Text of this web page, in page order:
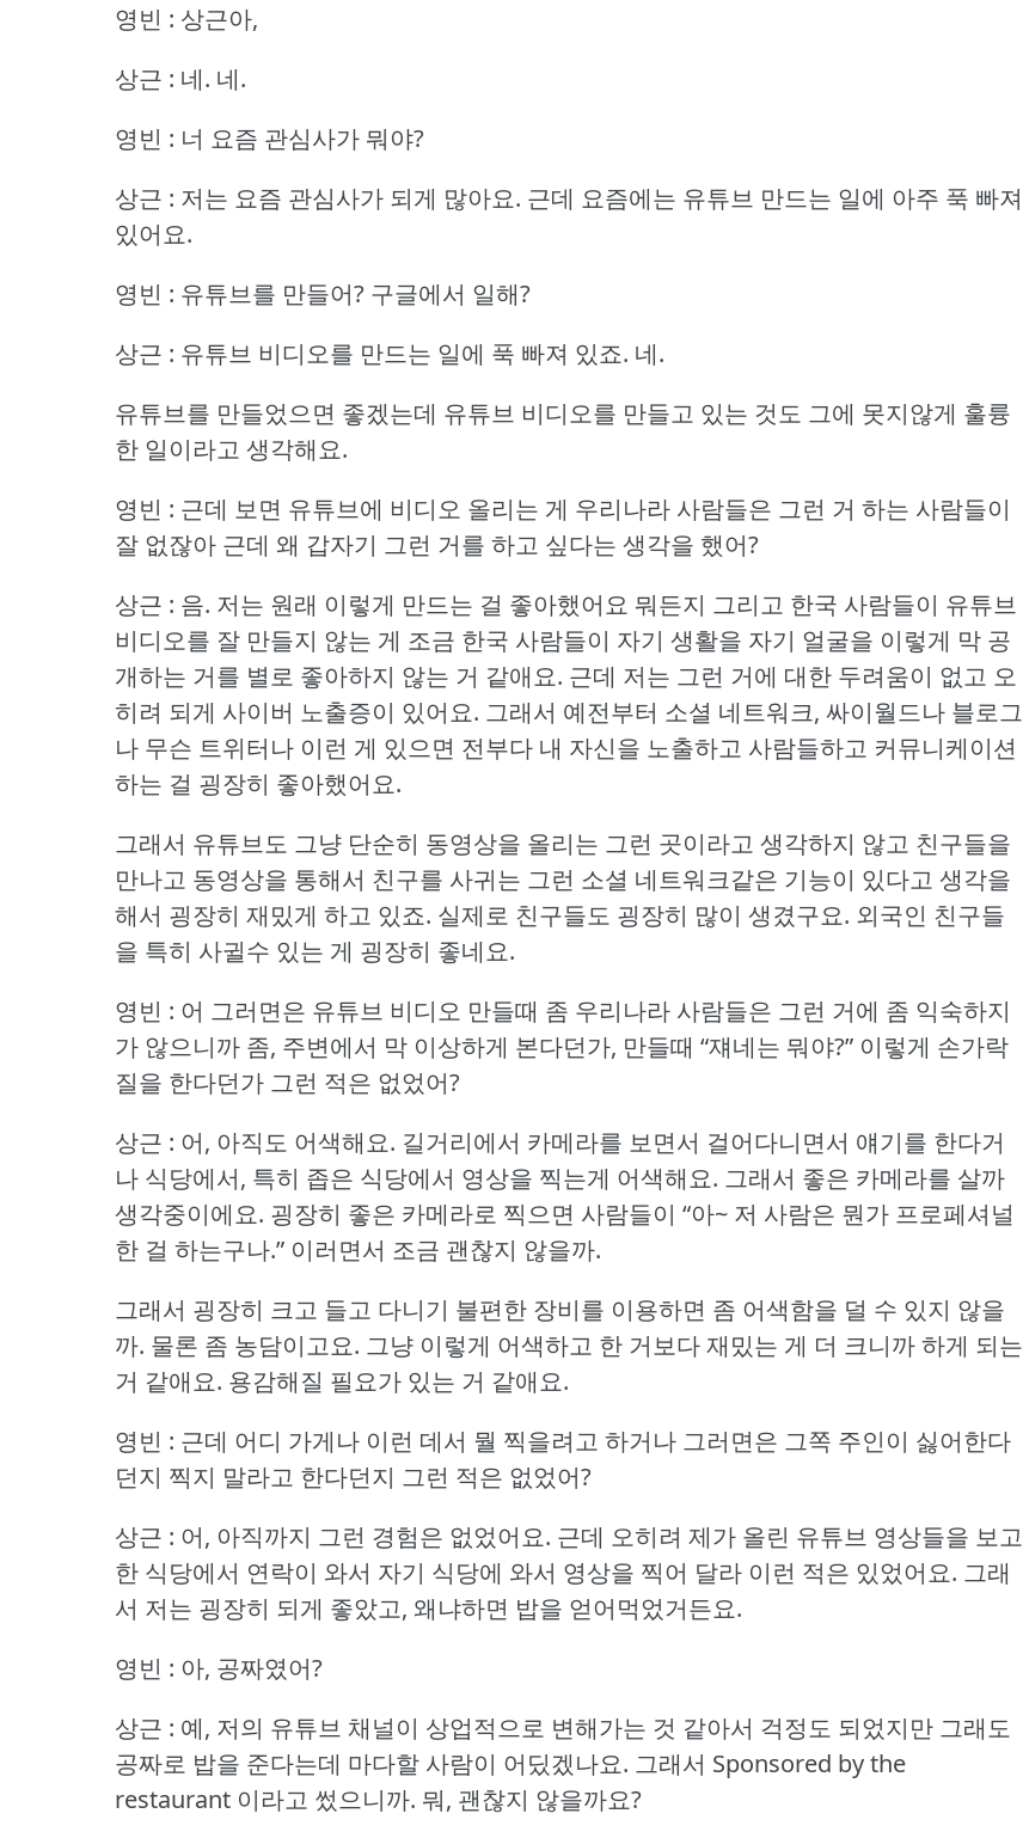
영빈 : 상근아,
상근 : 네. 네.
영빈 : 너 요즘 관심사가 뭐야?
상근 : 저는 요즘 관심사가 되게 많아요. 근데 요즘에는 유튜브 만드는 일에 아주 푹 빠져
있어요.
영빈 : 유튜브를 만들어? 구글에서 일해?
상근 : 유튜브 비디오를 만드는 일에 푹 빠져 있죠. 네.
유튜브를 만들었으면 좋겠는데 유튜브 비디오를 만들고 있는 것도 그에 못지않게 훌륭
한 일이라고 생각해요.
영빈 : 근데 보면 유튜브에 비디오 올리는 게 우리나라 사람들은 그런 거 하는 사람들이
잘 없잖아 근데 왜 갑자기 그런 거를 하고 싶다는 생각을 했어?
상근 : 음. 저는 원래 이렇게 만드는 걸 좋아했어요 뭐든지 그리고 한국 사람들이 유튜브
비디오를 잘 만들지 않는 게 조금 한국 사람들이 자기 생활을 자기 얼굴을 이렇게 막 공
개하는 거를 별로 좋아하지 않는 거 같애요. 근데 저는 그런 거에 대한 두려움이 없고 오
히려 되게 사이버 노출증이 있어요. 그래서 예전부터 소셜 네트워크, 싸이월드나 블로그
나 무슨 트위터나 이런 게 있으면 전부다 내 자신을 노출하고 사람들하고 커뮤니케이션
하는 걸 굉장히 좋아했어요.
그래서 유튜브도 그냥 단순히 동영상을 올리는 그런 곳이라고 생각하지 않고 친구들을
만나고 동영상을 통해서 친구를 사귀는 그런 소셜 네트워크같은 기능이 있다고 생각을
해서 굉장히 재밌게 하고 있죠. 실제로 친구들도 굉장히 많이 생겼구요. 외국인 친구들
을 특히 사귈수 있는 게 굉장히 좋네요.
영빈 : 어 그러면은 유튜브 비디오 만들때 좀 우리나라 사람들은 그런 거에 좀 익숙하지
가 않으니까 좀, 주변에서 막 이상하게 본다던가, 만들때 “쟤네는 뭐야?” 이렇게 손가락
질을 한다던가 그런 적은 없었어?
상근 : 어, 아직도 어색해요. 길거리에서 카메라를 보면서 걸어다니면서 얘기를 한다거
나 식당에서, 특히 좁은 식당에서 영상을 찍는게 어색해요. 그래서 좋은 카메라를 살까
생각중이에요. 굉장히 좋은 카메라로 찍으면 사람들이 “아~ 저 사람은 뭔가 프로페셔널
한 걸 하는구나.” 이러면서 조금 괜찮지 않을까.
그래서 굉장히 크고 들고 다니기 불편한 장비를 이용하면 좀 어색함을 덜 수 있지 않을
까. 물론 좀 농담이고요. 그냥 이렇게 어색하고 한 거보다 재밌는 게 더 크니까 하게 되는
거 같애요. 용감해질 필요가 있는 거 같애요.
영빈 : 근데 어디 가게나 이런 데서 뭘 찍을려고 하거나 그러면은 그쪽 주인이 싫어한다
던지 찍지 말라고 한다던지 그런 적은 없었어?
상근 : 어, 아직까지 그런 경험은 없었어요. 근데 오히려 제가 올린 유튜브 영상들을 보고
한 식당에서 연락이 와서 자기 식당에 와서 영상을 찍어 달라 이런 적은 있었어요. 그래
서 저는 굉장히 되게 좋았고, 왜냐하면 밥을 얻어먹었거든요.
영빈 : 아, 공짜였어?
상근 : 예, 저의 유튜브 채널이 상업적으로 변해가는 것 같아서 걱정도 되었지만 그래도
공짜로 밥을 준다는데 마다할 사람이 어딨겠나요. 그래서 Sponsored by the
restaurant 이라고 썼으니까. 뭐, 괜찮지 않을까요?